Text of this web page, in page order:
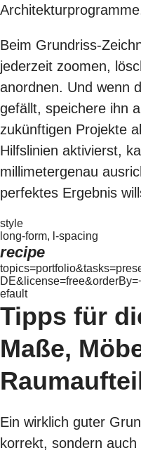
Beim Grundriss-
jederzeit zoomen,
anordnen. Und wenn
gefällt, speichere ihn
zukünftigen Projekte
Hilfslinien aktivierst,
millimetergenau
perfektes Ergebnis
style
long-form, l-spacing
recipe
efault
Tipps für
Maße,
Ein wirklich guter
korrekt, sondern